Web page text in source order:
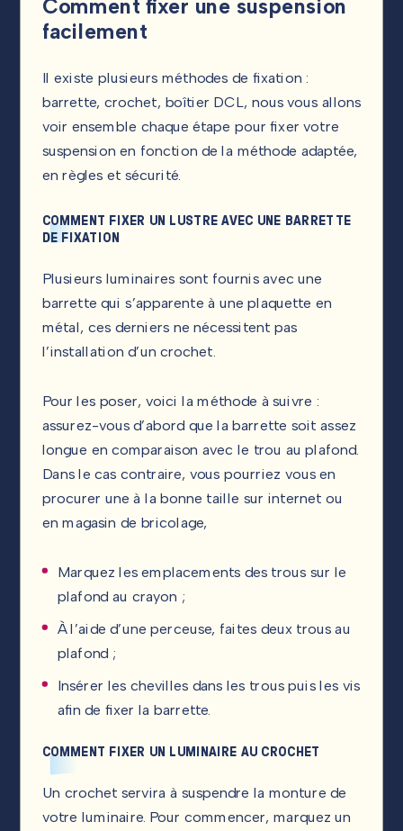
Comment fixer une suspension
facilement
Il existe plusieurs méthodes de fixation :
barrette, crochet, boîtier DCL, nous vous allons
voir ensemble chaque étape pour fixer votre
suspension en fonction de la méthode adaptée,
en règles et sécurité.
COMMENT FIXER UN LUSTRE AVEC UNE BARRETTE
DE FIXATION
Plusieurs luminaires sont fournis avec une
barrette qui s’apparente à une plaquette en
métal, ces derniers ne nécessitent pas
l’installation d’un crochet.
Pour les poser, voici la méthode à suivre :
assurez-vous d’abord que la barrette soit assez
longue en comparaison avec le trou au plafond.
Dans le cas contraire, vous pourriez vous en
procurer une à la bonne taille sur internet ou
en magasin de bricolage,
Marquez les emplacements des trous sur le
plafond au crayon ;
À l’aide d’une perceuse, faites deux trous au
plafond ;
Insérer les chevilles dans les trous puis les vis
afin de fixer la barrette.
COMMENT FIXER UN LUMINAIRE AU CROCHET
Un crochet servira à suspendre la monture de
votre luminaire. Pour commencer, marquez un